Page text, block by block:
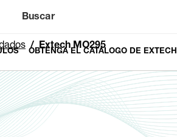
Buscar
OBTENGA EL CATÁLOGO DE EXTECH
Extech MO295